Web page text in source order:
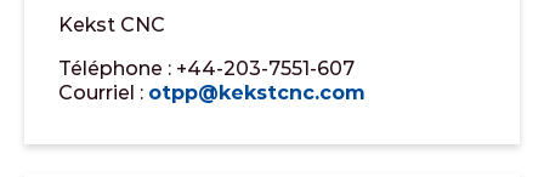
Kekst CNC
Téléphone : +44-203-7551-607
Courriel : otpp@kekstcnc.com